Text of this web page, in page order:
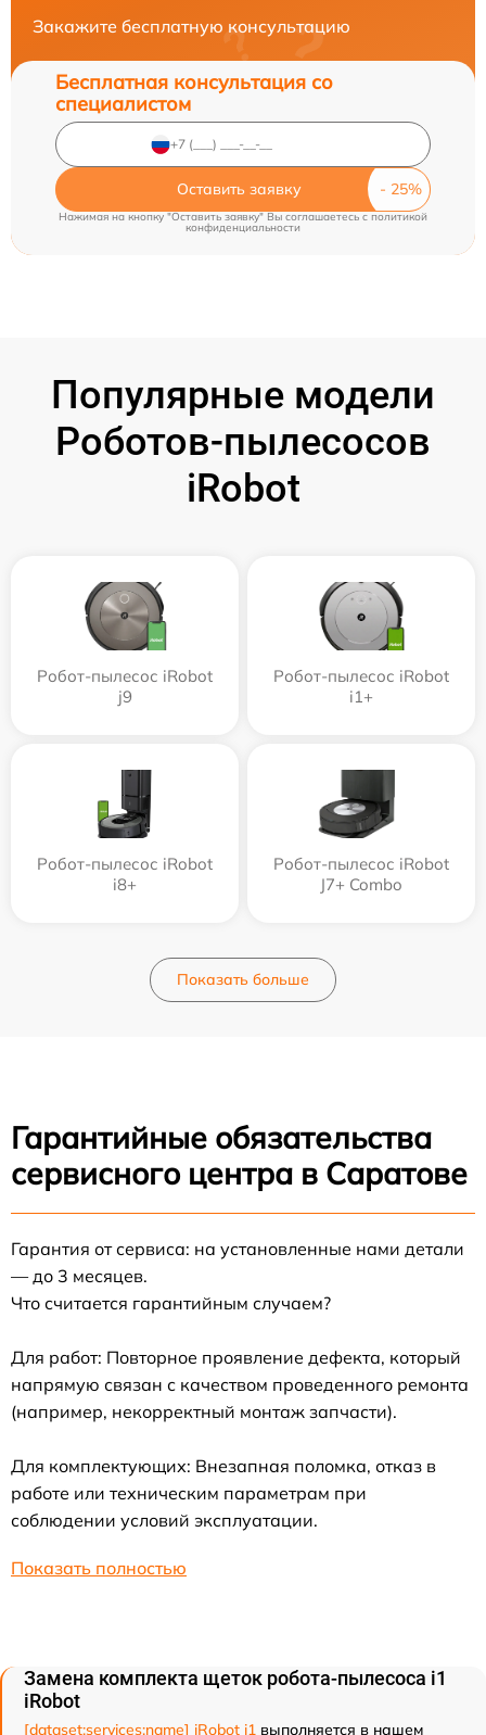
Закажите бесплатную консультацию
Бесплатная консультация со
специалистом
Оставить заявку
Нажимая на кнопку "Оставить заявку" Вы соглашаетесь cполитикой
конфиденциальности
Популярные модели
Роботов-пылесосов
iRobot
Робот-пылесос iRobot
j9
Робот-пылесос iRobot
i1+
Робот-пылесос iRobot
i8+
Робот-пылесос iRobot
J7+ Combo
Показать больше
Гарантийные обязательства
сервисного центра в Саратове
Гарантия от сервиса: на установленные нами детали
— до 3 месяцев.
Что считается гарантийным случаем?
Для работ: Повторное проявление дефекта, который
напрямую связан с качеством проведенного ремонта
(например, некорректный монтаж запчасти).
Для комплектующих: Внезапная поломка, отказ в
работе или техническим параметрам при
соблюдении условий эксплуатации.
Показать полностью
Замена комплекта щеток робота-пылесоса i1
iRobot
[dataset:services:name] iRobot i1 выполняется в нашем